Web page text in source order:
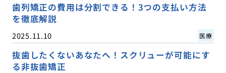
歯列矯正の費用は分割できる！3つの支払い方法
を徹底解説
2025.11.10 医療
抜歯したくないあなたへ！スクリューが可能にす
る非抜歯矯正